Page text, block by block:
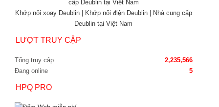
Khớp nối xoay Deublin | Khớp nối điện Deublin | Nhà cung cấp
Deublin tại Việt Nam
LƯỢT TRUY CẬP
Tổng truy cập
2,235,566
Đang online
5
HPQ PRO